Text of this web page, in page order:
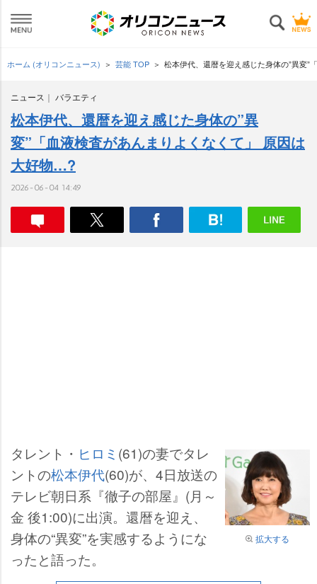
ホーム (オリコンニュース) 芸能 TOP 松本伊代、還暦を迎え感じた身体の”異変
ニュース バラエティ
松本伊代、還暦を迎え感じた身体の”異
変”「血液検査があんまりよくなくて」 原因は
大好物…?
2026-06-04 14:49
拡大する
タレント・ ヒロミ (61)の妻でタレ
ントの松本伊代(60)が、4日放送の
テレビ朝日系『徹子の部屋』(月～
金 後1:00)に出演。還暦を迎え、
身体の“異変”を実感するようにな
ったと語った。